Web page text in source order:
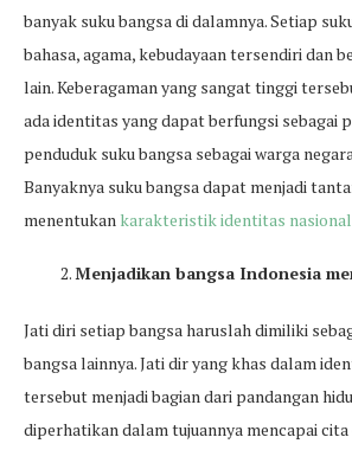
banyak suku bangsa di dalamnya. Setiap
bahasa, agama, kebudayaan tersendiri dan
lain. Keberagaman yang sangat tinggi
ada identitas yang dapat berfungsi sebagai
penduduk suku bangsa sebagai warga
Banyaknya suku bangsa dapat menjadi
menentukan karakteristik identitas nasional
Menjadikan bangsa Indonesia
Jati diri setiap bangsa haruslah dimiliki
bangsa lainnya. Jati dir yang khas dalam
tersebut menjadi bagian dari pandangan
diperhatikan dalam tujuannya mencapai